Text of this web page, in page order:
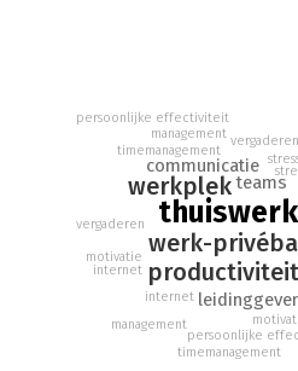
werknemer krijg je talloze tips
en focus te vinden. En iedere
nuttige en ludieke suggesties, om
thuiswerk te lijf te gaan.
Ten slotte werpen we een blik op
we thuiswerk op een
post-pandemische economie? En
leren, zodat we niet overhaast te
werk-
productiviteit
werkplek
communicatie
teams
timemanagement
management vergaderen
internet
persoonlijke
timemanagement
management
vergaderen
internet
motivatie
persoonlijke effectiviteit